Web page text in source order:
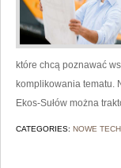
które chcą poznawać
komplikowania tematu.
Ekos-Sułów można
CATEGORIES: NOWE